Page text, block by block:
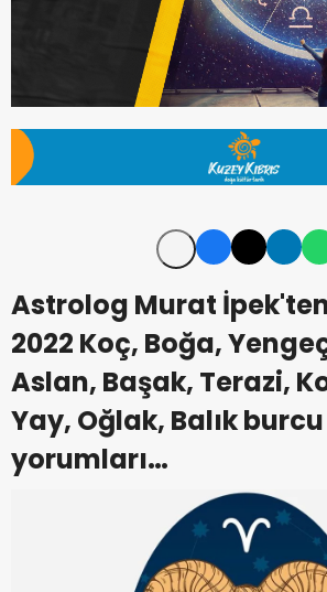
Astrolog Murat
2022 Koç, Boğa,
Aslan, Başak, Terazi,
Yay, Oğlak, Balık burcu
yorumları…